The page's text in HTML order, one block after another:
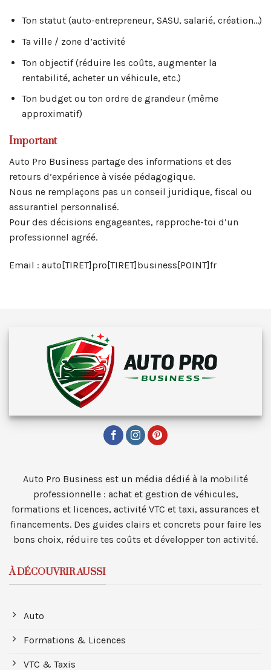
Ton statut (auto-entrepreneur, SASU, salarié, création…)
Ta ville / zone d’activité
Ton objectif (réduire les coûts, augmenter la
rentabilité, acheter un véhicule, etc.)
Ton budget ou ton ordre de grandeur (même
approximatif)
Important
Auto Pro Business partage des informations et des
retours d’expérience à visée pédagogique.
Nous ne remplaçons pas un conseil juridique, fiscal ou
assurantiel personnalisé.
Pour des décisions engageantes, rapproche-toi d’un
professionnel agréé.
Email : auto[TIRET]pro[TIRET]business[POINT]fr
Auto Pro Business est un média dédié à la mobilité
professionnelle : achat et gestion de véhicules,
formations et licences, activité VTC et taxi, assurances et
financements. Des guides clairs et concrets pour faire les
bons choix, réduire tes coûts et développer ton activité.
À DÉCOUVRIR AUSSI
Auto
Formations & Licences
VTC & Taxis